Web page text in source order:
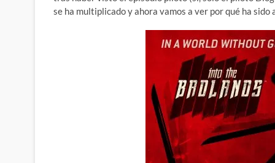
se ha multiplicado y ahora vamos a ver por qué ha sido